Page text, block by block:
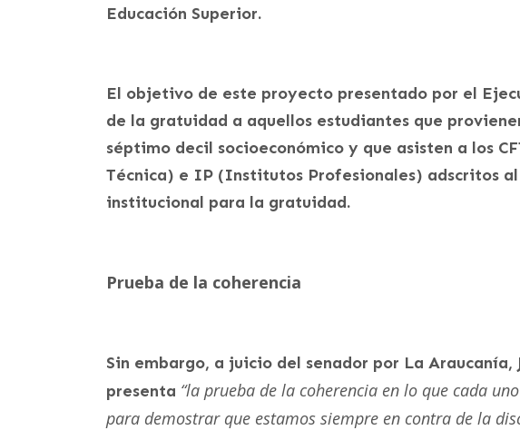
Educación Superior.
El objetivo de este proyecto presentado por el
de la gratuidad a aquellos estudiantes que
séptimo decil socioeconómico y que asisten a los
Técnica) e IP (Institutos Profesionales) adscritos
institucional para la gratuidad.
Prueba de la coherencia
Sin embargo, a juicio del senador por La Araucanía,
presenta “la prueba de la coherencia en lo que cada
para demostrar que estamos siempre en contra de la